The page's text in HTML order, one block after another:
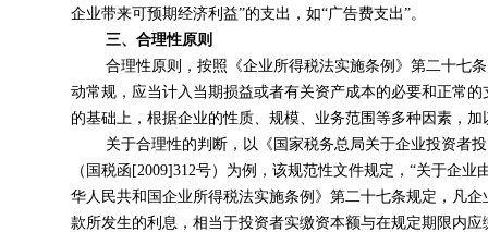
企业带来可预期经济利益”的支出，如“广告费支出”。
三、合理性原则
合理性原则，按照《企业所得税法实施条例》第二十七
动常规，应当计入当期损益或者有关资产成本的必要和正常
的基础上，根据企业的性质、规模、业务范围等多种因素，加
关于合理性的判断，以《国家税务总局关于企业投资者
（国税函[2009]312号）为例，该规范性文件规定，“关于企
华人民共和国企业所得税法实施条例》第二十七条规定，凡
款所发生的利息，相当于投资者实缴资本额与在规定期限内